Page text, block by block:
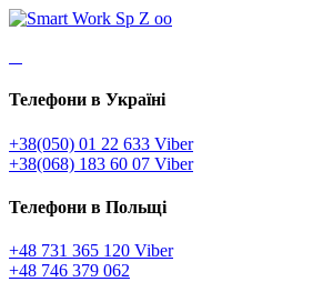
Телефони в Україні
+38(050) 01 22 633 Viber
+38(068) 183 60 07 Viber
Телефони в Польщі
+48 731 365 120 Viber
+48 746 379 062